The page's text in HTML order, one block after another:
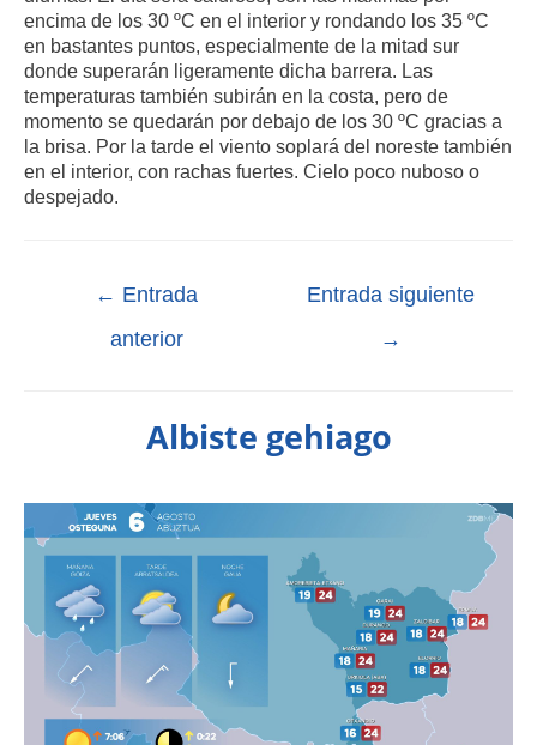
encima de los 30 ºC en el interior y rondando los 35 ºC
en bastantes puntos, especialmente de la mitad sur
donde superarán ligeramente dicha barrera. Las
temperaturas también subirán en la costa, pero de
momento se quedarán por debajo de los 30 ºC gracias a
la brisa. Por la tarde el viento soplará del noreste también
en el interior, con rachas fuertes. Cielo poco nuboso o
despejado.
← Entrada
anterior
Entrada siguiente
→
Albiste gehiago